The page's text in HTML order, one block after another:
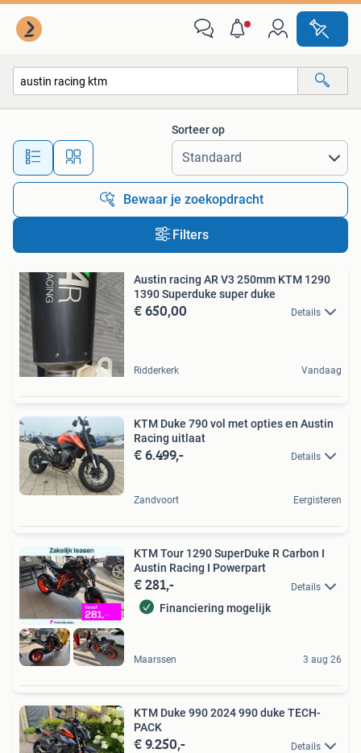
Alle afstanden…
Sorteer op
Bewaar je zoekopdracht
Filters
Austin racing AR V3 250mm KTM 1290
1390 Superduke super duke
€ 650,00 Details
Ridderkerk Vandaag
KTM Duke 790 vol met opties en Austin
Racing uitlaat
€ 6.499,- Details
Zandvoort Eergisteren
KTM Tour 1290 SuperDuke R Carbon I
Austin Racing I Powerpart
€ 281,- Details
Financiering mogelijk
Maarssen 3 aug 26
KTM Duke 990 2024 990 duke TECH-
PACK
€ 9.250,- Details